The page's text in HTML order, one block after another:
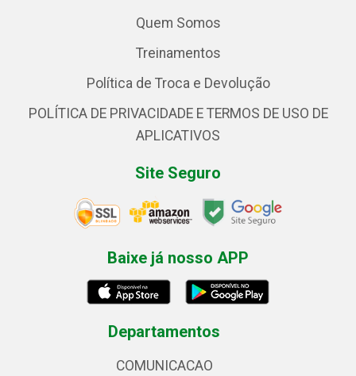
Quem Somos
Treinamentos
Política de Troca e Devolução
POLÍTICA DE PRIVACIDADE E TERMOS DE USO DE
APLICATIVOS
Site Seguro
Baixe já nosso APP
Departamentos
COMUNICACAO